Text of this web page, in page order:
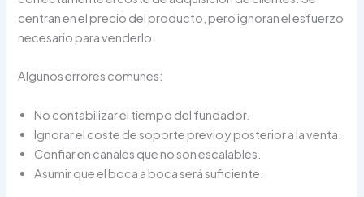
centran en el precio del producto, pero ignoran el esfuerzo
necesario para venderlo.
Algunos errores comunes:
No contabilizar el tiempo del fundador.
Ignorar el coste de soporte previo y posterior a la venta.
Confiar en canales que no son escalables.
Asumir que el boca a boca será suficiente.